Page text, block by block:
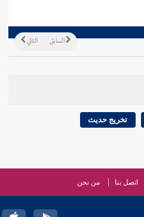
التالي السابق
تخريج حديث
اتصل بنا من نحن